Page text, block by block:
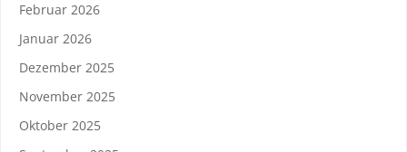
Februar 2026
Januar 2026
Dezember 2025
November 2025
Oktober 2025